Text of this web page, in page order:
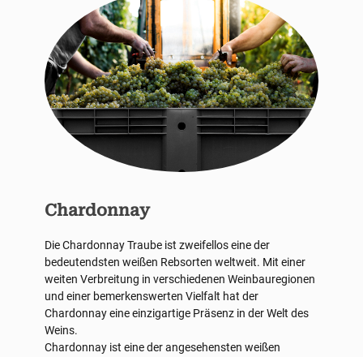
Chardonnay
Die Chardonnay Traube ist zweifellos eine der
bedeutendsten weißen Rebsorten weltweit. Mit einer
weiten Verbreitung in verschiedenen Weinbauregionen
und einer bemerkenswerten Vielfalt hat der
Chardonnay eine einzigartige Präsenz in der Welt des
Weins.
Chardonnay ist eine der angesehensten weißen